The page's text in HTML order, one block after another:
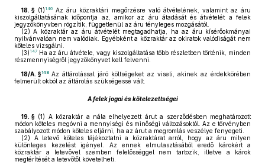
18. § (1) 146 Az áru közraktári megőrzésre való átvételének, valamint az áru
kiszolgáltatásának időpontja az, amikor az áru átadását és átvételét a felek
jegyzőkönyvben rögzítik, függetlenül az áru tényleges mozgásától.
(2) A közraktár az áru átvételét megtagadhatja, ha az áru kísérőokmányai
nyilvánvalóan nem valódiak. Egyébként a közraktár az okiratok valódiságát nem
köteles vizsgálni.
(3) 147 Ha az áru átvétele, vagy kiszolgáltatása több részletben történik, minden
részmennyiségről jegyzőkönyvet kell felvenni.
18/A. §148 Az áttárolással járó költségeket az viseli, akinek az érdekkörében
felmerült okból az áttárolás szükségessé vált.
A felek jogai és kötelezettségei
19. § (1) A közraktár a nála elhelyezett árut a szerződésben meghatározott
módon köteles megóvni a mennyiségi és minőségi változásoktól. Az e törvényben
szabályozott módon köteles eljárni, ha az árut a megromlás veszélye fenyegeti.
(2) A letevő köteles tájékoztatni a közraktárat arról, hogy az áru milyen
különleges kezelést igényel. Az ennek elmulasztásából eredő károkért a
közraktár a letevővel szemben felelősséggel nem tartozik, illetve a károk
megtérítését a letevőtől követelheti.